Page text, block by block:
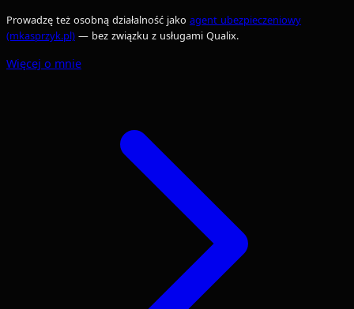
Prowadzę też osobną działalność jako agent ubezpieczeniowy
(mkasprzyk.pl) — bez związku z usługami Qualix.
Więcej o mnie